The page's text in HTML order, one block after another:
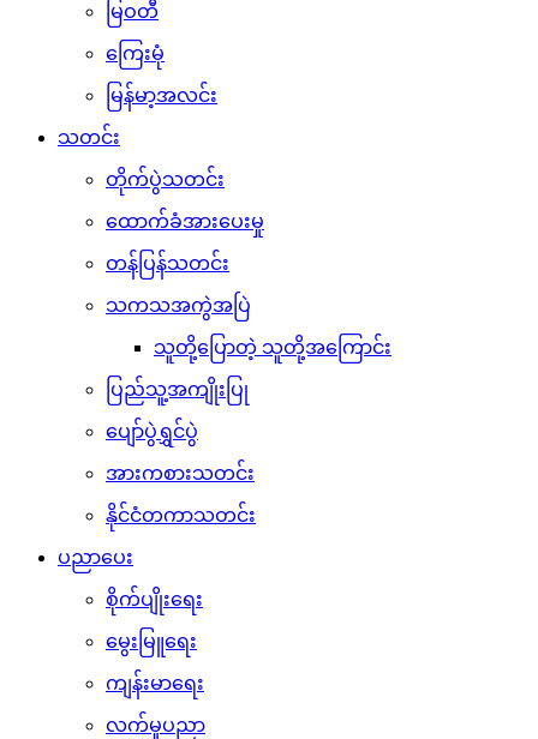
မြဝတီ
ကြေးမုံ
မြန်မာ့အလင်း
သတင်း
တိုက်ပွဲသတင်း
ထောက်ခံအားပေးမှု
တန်ပြန်သတင်း
သကသအကွဲအပြဲ
သူတို့ပြောတဲ့ သူတို့အကြောင်း
ပြည်သူ့အကျိုးပြု
ပျော်ပွဲရွှင်ပွဲ
အားကစားသတင်း
နိုင်ငံတကာသတင်း
ပညာပေး
စိုက်ပျိုးရေး
မွေးမြူရေး
ကျန်းမာရေး
လက်မှုပညာ